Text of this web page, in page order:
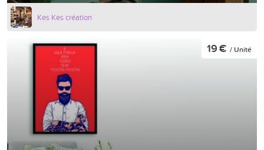
Kes Kes création
19 € / Unité